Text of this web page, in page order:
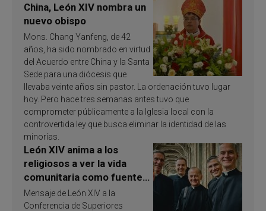
China, León XIV nombra un
nuevo obispo
Mons. Chang Yanfeng, de 42
años, ha sido nombrado en virtud
del Acuerdo entre China y la Santa
Sede para una diócesis que
llevaba veinte años sin pastor. La ordenación tuvo lugar
hoy. Pero hace tres semanas antes tuvo que
comprometer públicamente a la Iglesia local con la
controvertida ley que busca eliminar la identidad de las
minorías.
León XIV anima a los
religiosos a ver la vida
comunitaria como fuente
de inspiración y
santificación
Mensaje de León XIV a la
Conferencia de Superiores